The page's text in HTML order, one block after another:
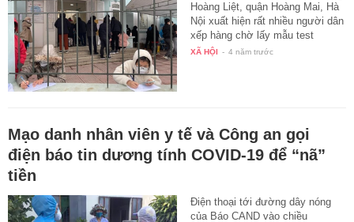
Hoàng Liệt, quận Hoàng Mai, Hà
Nội xuất hiện rất nhiều người dân
xếp hàng chờ lấy mẫu test
nhanh…
XÃ HỘI - 4 năm trước
Mạo danh nhân viên y tế và Công an gọi
điện báo tin dương tính COVID-19 để “nã”
tiền
Điện thoại tới đường dây nóng
của Báo CAND vào chiều